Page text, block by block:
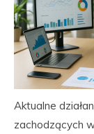
Aktualne
zachodzących